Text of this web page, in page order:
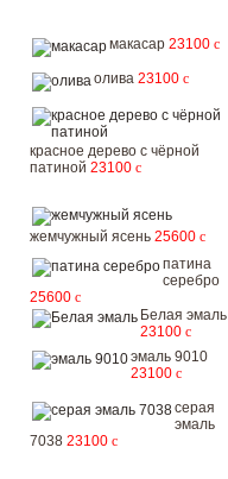
макасар 23100 c
олива 23100 c
красное дерево с чёрной
патиной 23100 c
жемчужный ясень 25600 c
патина
серебро
25600 c
Белая эмаль
23100 c
эмаль 9010
23100 c
серая
эмаль
7038 23100 c